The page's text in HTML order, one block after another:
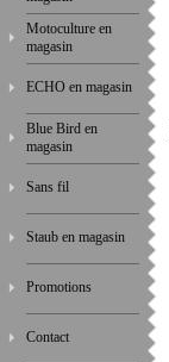
Motoculture en
magasin
ECHO en magasin
Blue Bird en
magasin
Sans fil
Staub en magasin
Promotions
Contact